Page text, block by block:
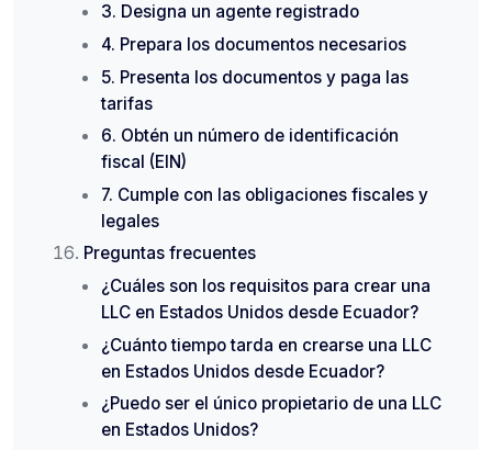
3. Designa un agente registrado
4. Prepara los documentos necesarios
5. Presenta los documentos y paga las
tarifas
6. Obtén un número de identificación
fiscal (EIN)
7. Cumple con las obligaciones fiscales y
legales
Preguntas frecuentes
¿Cuáles son los requisitos para crear una
LLC en Estados Unidos desde Ecuador?
¿Cuánto tiempo tarda en crearse una LLC
en Estados Unidos desde Ecuador?
¿Puedo ser el único propietario de una LLC
en Estados Unidos?